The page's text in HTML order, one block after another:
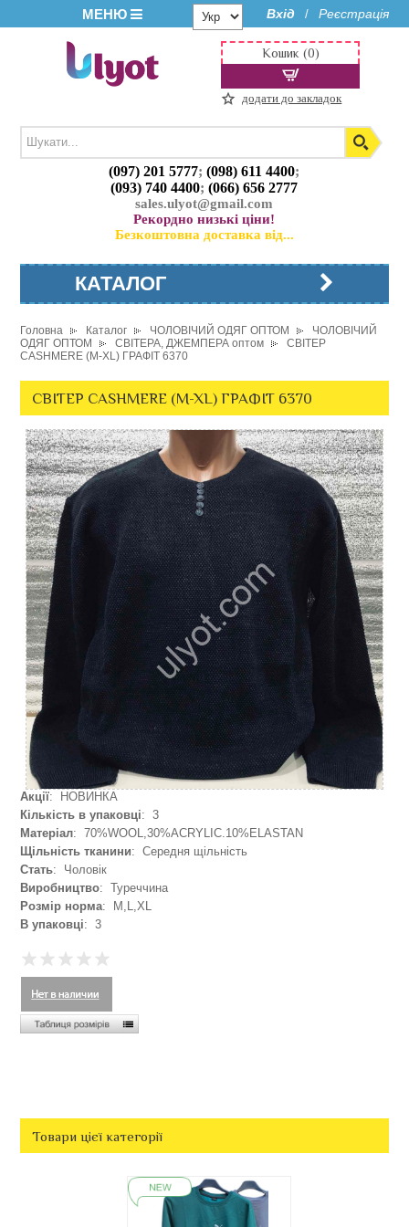
МЕНЮ Вхід / Реєстрація
(097) 201 5777;(098) 611 4400;
(093) 740 4400;(066) 656 2777
sales.ulyot@gmail.com
Рекордно низькі ціни!
Безкоштовна доставка від...
Кошик (0)
додати до закладок
КАТАЛОГ
Головна Каталог ЧОЛОВІЧИЙ ОДЯГ ОПТОМ
ЧОЛОВІЧИЙ
ОДЯГ ОПТОМ
СВІТЕРА, ДЖЕМПЕРА оптом
СВІТЕР
CASHMERE (M-XL) ГРАФІТ 6370
СВІТЕР CASHMERE (M-XL) ГРАФІТ 6370
Акції: НОВИНКА
Кількість в упаковці: 3
Матеріал: 70%WOOL,30%ACRYLIC.10%ELASTAN
Щільність тканини: Середня щільність
Стать: Чоловік
Виробництво: Туреччина
Розмір норма: M,L,XL
В упаковці: 3
Товари цієї категорії